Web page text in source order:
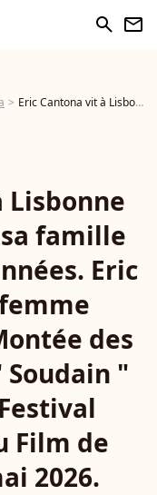
search newsletter
Eric Cantona vit à Lisbonne au Portugal avec sa famille depuis plusieurs années. Eric Cantona et sa femme Rachida Brakni - Montée des marches du film " Soudain " lors du 79ème Festival International du Film de Cannes, le 15 mai 2026. © Jacovides-Moreau / Bestimage - Photo
Lisbonne
famille
Eric
des
"
Film de
2026.